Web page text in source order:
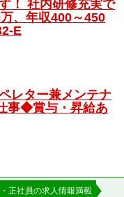
！ 社内研修充実で
、年収400～450
E
レター兼メンテナ
事◆賞与・昇給あ
正社員の求人情報満載